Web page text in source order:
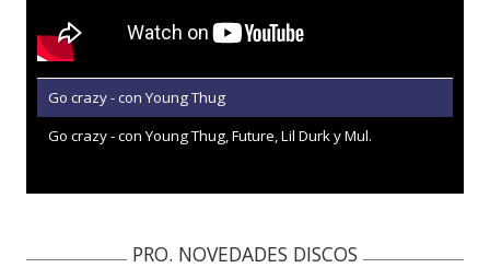
Go crazy - con Young Thug
Go crazy - con Young Thug, Future, Lil Durk y Mul.
PRO. NOVEDADES DISCOS